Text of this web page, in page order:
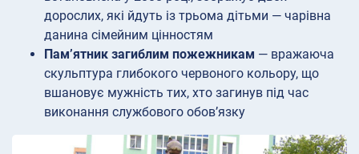
дорослих, які йдуть із трьома дітьми — чарівна
данина сімейним цінностям
Пам’ятник загиблим пожежникам — вражаюча
скульптура глибокого червоного кольору, що
вшановує мужність тих, хто загинув під час
виконання службового обов’язку